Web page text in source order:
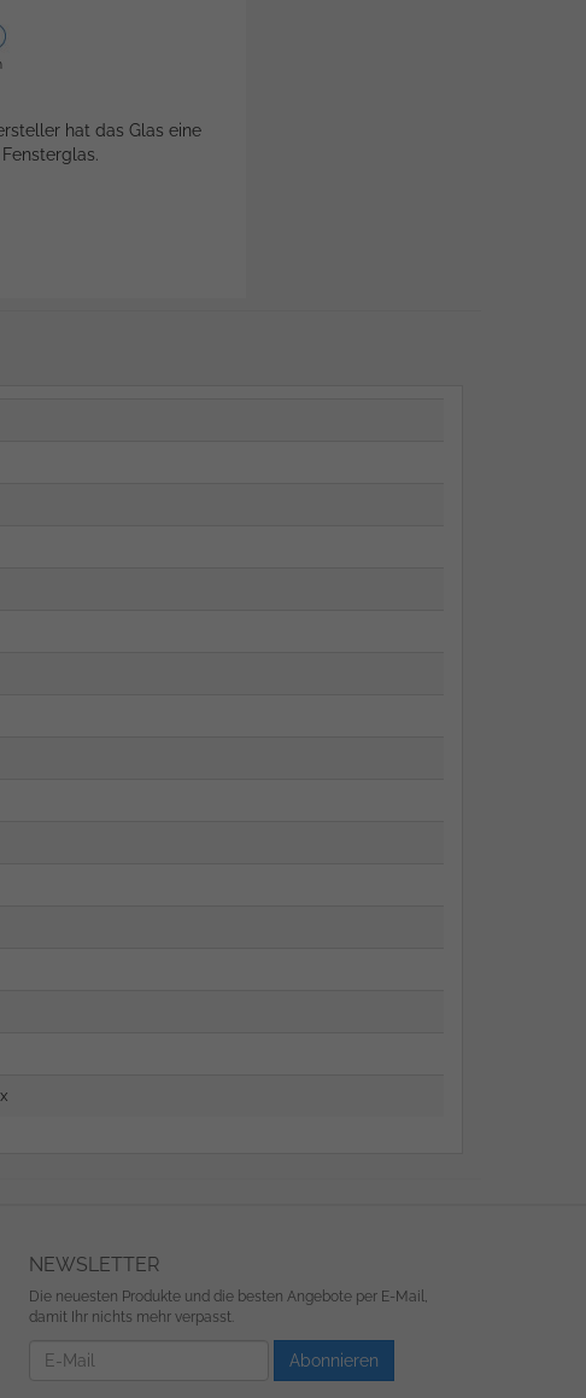
hat das Glas eine
NEWSLETTER
Die neuesten Produkte und die besten Angebote per E-Mail,
damit Ihr nichts mehr verpasst.
Newsletter Abonnieren